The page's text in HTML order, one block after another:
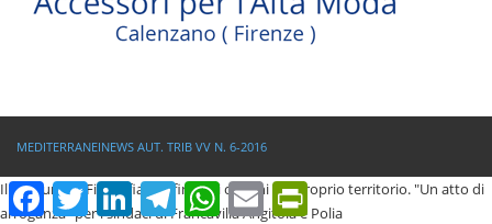
FacebookTwitterLinkedInTelegramWhatsApp
Email PrintFriendly
MEDITERRANEINEWS AUT. TRIB VV N. 6-2016
Il Comune di Filadelfia ridefinisce i confini del proprio territorio. "Un atto di
arroganza" per i sindaci di Francavilla Angitola e Polia